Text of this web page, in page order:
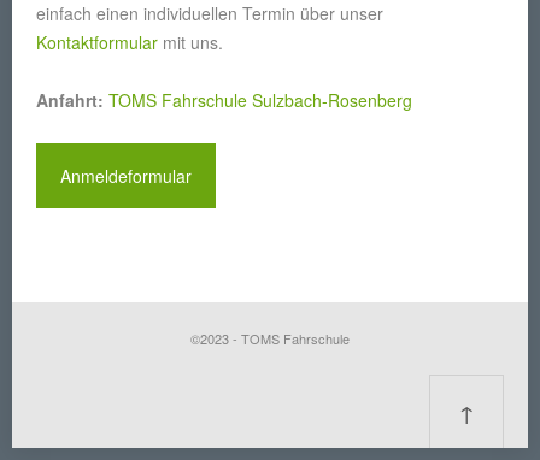
einfach einen individuellen Termin über unser
Kontaktformular mit uns.
Anfahrt: TOMS Fahrschule Sulzbach-Rosenberg
Anmeldeformular
©2023 - TOMS Fahrschule
↑